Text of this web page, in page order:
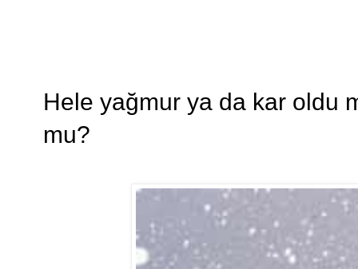
Hele yağmur ya da kar oldu
mu?